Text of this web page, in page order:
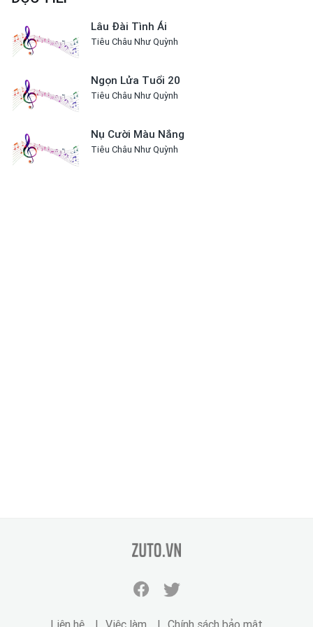
Lâu Đài Tình Ái
Tiêu Châu Như Quỳnh
Ngọn Lửa Tuổi 20
Tiêu Châu Như Quỳnh
Nụ Cười Màu Nắng
Tiêu Châu Như Quỳnh
zuto.vn
Facebook
zuto.vn
Twitter
zuto.vn